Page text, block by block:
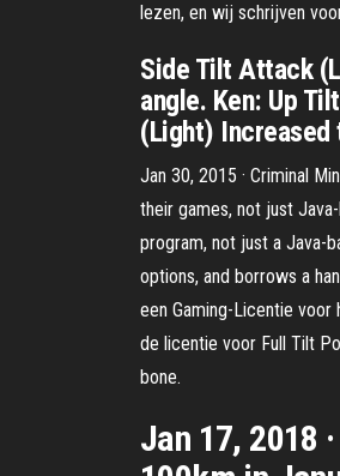
lezen, en wij schrijven
Side Tilt Attack
angle. Ken: Up
(Light) Increased
Jan 30, 2015 · Criminal
their games, not just
program, not just a Java-
options, and borrows a
een Gaming-Licentie voor
de licentie voor Full Tilt
bone.
Jan 17, 2018